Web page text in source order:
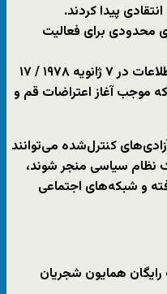
پیدا کردند.
محدودی برای فعالیت
در۷ژانویه ۱۹۷۸ / ۱۷
موجب آغاز اعتراضات قم و
کنترل‌شده می‌توانند
نظام سیاسی منجر شوند،
و شبکه‌های اجتماعی
همایون شجریان